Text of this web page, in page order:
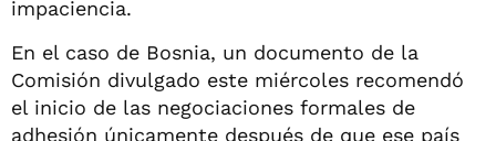
impaciencia.
En el caso de Bosnia, un documento de la
Comisión divulgado este miércoles recomendó
el inicio de las negociaciones formales de
adhesión únicamente después de que ese país